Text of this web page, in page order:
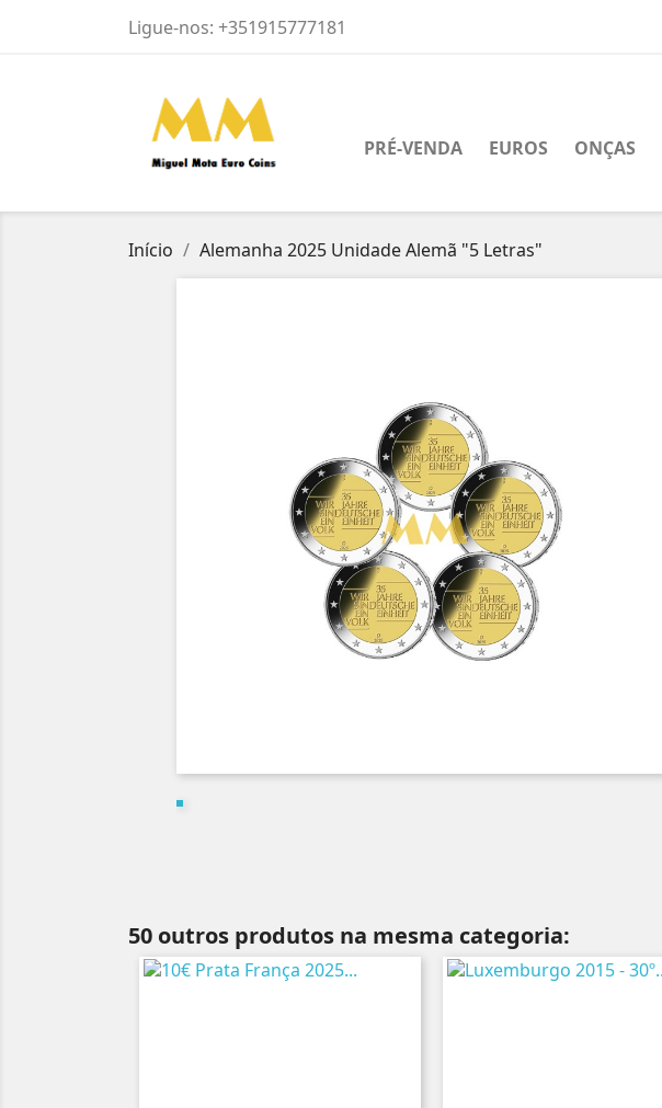
Ligue-nos: +351915777181
PRÉ-VENDA EUROS ONÇAS
Início Alemanha 2025 Unidade Alemã "5 Letras"
50 outros produtos na mesma categoria: